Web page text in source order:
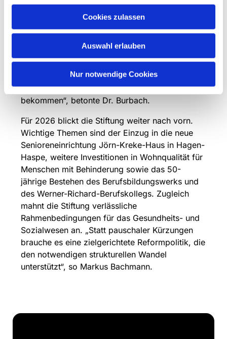
Cookies zulassen
Auswahl erlauben
Nur notwendige Cookies
der Stiftung setzte ein starkes Zeichen. Unter
dem Titel „Lass uns über den Tod reden“ fanden
mehr als 70 Veranstaltungen mit rund 1.500
Jahreskampagne geplant. „Es gehört zu
unserem diakonischen Auftrag, Themen
anzusprechen, die Menschen bewegen und die
in unserer Gesellschaft oft zu wenig Raum
bekommen“, betonte Dr. Burbach.
Für 2026 blickt die Stiftung weiter nach vorn.
Wichtige Themen sind der Einzug in die neue
Senioreneinrichtung Jörn-Kreke-Haus in Hagen-
Haspe, weitere Investitionen in Wohnqualität für
Menschen mit Behinderung sowie das 50-
jährige Bestehen des Berufsbildungswerks und
des Werner-Richard-Berufskollegs. Zugleich
mahnt die Stiftung verlässliche
Rahmenbedingungen für das Gesundheits- und
Sozialwesen an. „Statt pauschaler Kürzungen
brauche es eine zielgerichtete Reformpolitik, die
den notwendigen strukturellen Wandel
unterstützt“, so Markus Bachmann.